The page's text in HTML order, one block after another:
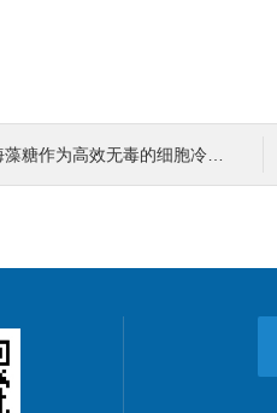
高效无毒的细胞冷冻保护剂被广泛应用